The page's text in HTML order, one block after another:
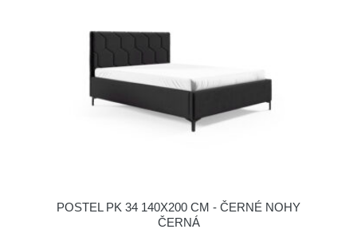
POSTEL PK 34 140X200 CM - ČERNÉ NOHY
ČERNÁ